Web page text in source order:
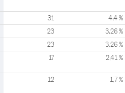
31 4,4 %
23 3,26 %
23 3,26 %
17 2,41 %
12 1,7 %